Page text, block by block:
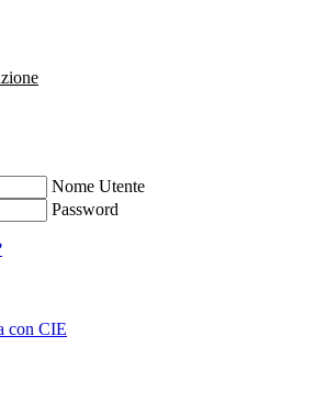
Nome Utente
Password
con CIE